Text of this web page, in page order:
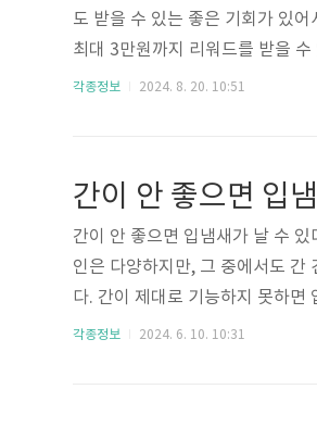
도 받을 수 있는 좋은 기회가 있
최대 3만원까지 리워드를 받을
기회소득 앱 설치 및 이용방법플
용 태양광 발전설비 설치고효율
각종정보 2024. 8. 20. 10:51
간이 안 좋으면 입
간이 안 좋으면 입냄새가 날 수
인은 다양하지만, 그 중에서도 간
다. 간이 제대로 기능하지 못하
체내의 다양한 화학 물질을 처리
각종정보 2024. 6. 10. 10:31